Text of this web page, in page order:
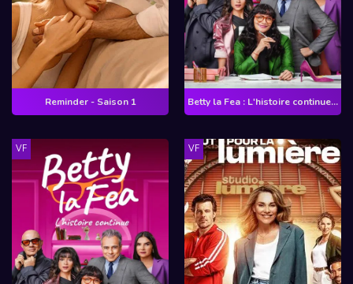
Reminder - Saison 1 Betty la Fea : L'histoire continue - Saison 2
VF VF